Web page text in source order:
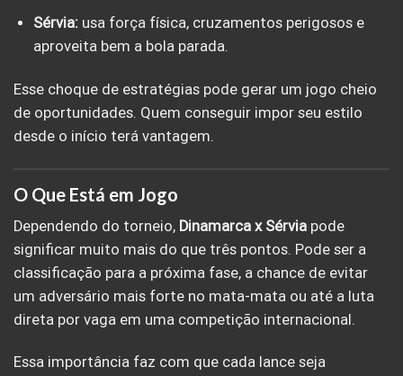
Sérvia: usa força física, cruzamentos perigosos e
aproveita bem a bola parada.
Esse choque de estratégias pode gerar um jogo cheio
de oportunidades. Quem conseguir impor seu estilo
desde o início terá vantagem.
O Que Está em Jogo
Dependendo do torneio, Dinamarca x Sérvia pode
significar muito mais do que três pontos. Pode ser a
classificação para a próxima fase, a chance de evitar
um adversário mais forte no mata-mata ou até a luta
direta por vaga em uma competição internacional.
Essa importância faz com que cada lance seja